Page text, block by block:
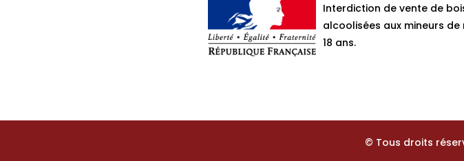
Interdiction de vente de
alcoolisées aux mineurs de
18 ans.
© Tous droits